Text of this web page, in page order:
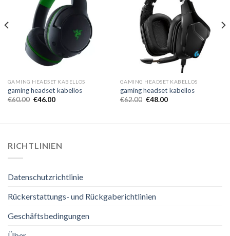
GAMING HEADSET KABELLOS
gaming headset kabellos
€60.00 €46.00
GAMING HEADSET KABELLOS
gaming headset kabellos
€62.00 €48.00
RICHTLINIEN
Datenschutzrichtlinie
Rückerstattungs- und Rückgaberichtlinien
Geschäftsbedingungen